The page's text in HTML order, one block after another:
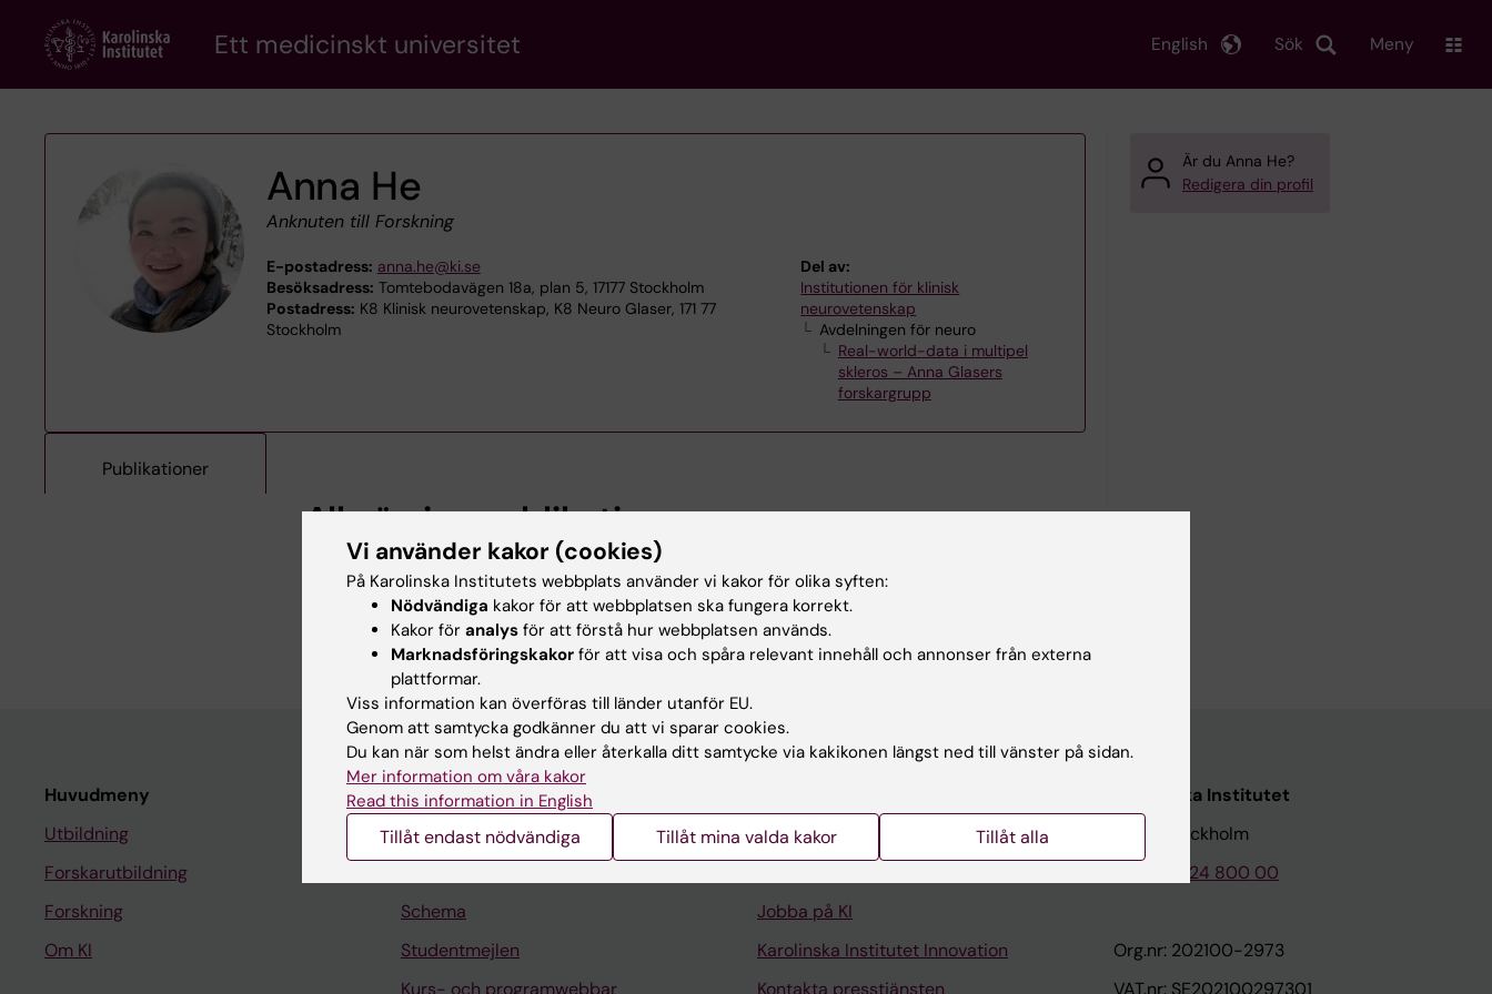
content
Ett medicinskt universitet Sök
English Meny
Anna He
Anknuten till Forskning
E-postadress: anna.he@ki.se
Besöksadress: Tomtebodavägen 18a, plan 5, 17177 Stockholm
Postadress: K8 Klinisk neurovetenskap, K8 Neuro Glaser, 171 77
Stockholm
Del av:
Institutionen för klinisk
neurovetenskap
Avdelningen för neuro
Real-world-data i multipel
skleros – Anna Glasers
forskargrupp
Publikationer
Alla övriga publikationer
DOCTORAL THESIS:2024
Socioeconomic determinants of quality of care and outcomes in multiple sclerosis
Är du Anna He?
Redigera din profil
Huvudmeny
Utbildning
Forskarutbildning
Forskning
Om KI
Student
Ladok
Schema
Studentmejlen
Kurs- och programwebbar
Universitetsbiblioteket
Jobba på KI
Karolinska Institutet Innovation
Kontakta presstjänsten
Karolinska Institutet
171 77 Stockholm
Tel: 08-524 800 00
Org.nr: 202100-2973
VAT.nr: SE202100297301
Vi använder kakor (cookies)
På Karolinska Institutets webbplats använder vi kakor för olika syften:
Nödvändiga kakor för att webbplatsen ska fungera korrekt.
Kakor för analys för att förstå hur webbplatsen används.
Marknadsföringskakor för att visa och spåra relevant innehåll och annonser från externa
plattformar.
Viss information kan överföras till länder utanför EU.
Genom att samtycka godkänner du att vi sparar cookies.
Du kan när som helst ändra eller återkalla ditt samtycke via kakikonen längst ned till vänster på sidan.
Mer information om våra kakor
Read this information in English
Tillåt endast nödvändiga Tillåt mina valda kakor Tillåt alla